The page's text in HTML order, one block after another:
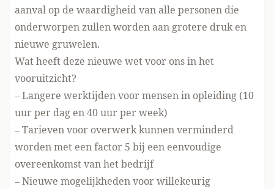
aanval op de waardigheid van alle personen die
onderworpen zullen worden aan grotere druk en
nieuwe gruwelen.
Wat heeft deze nieuwe wet voor ons in het
vooruitzicht?
– Langere werktijden voor mensen in opleiding (10
uur per dag en 40 uur per week)
– Tarieven voor overwerk kunnen verminderd
worden met een factor 5 bij een eenvoudige
overeenkomst van het bedrijf
– Nieuwe mogelijkheden voor willekeurig